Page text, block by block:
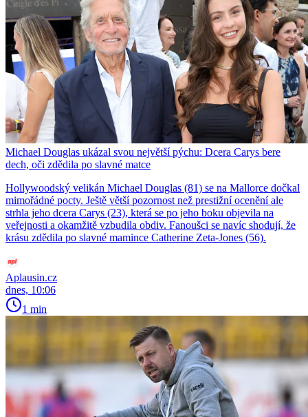
Michael Douglas ukázal svou největší pýchu: Dcera Carys bere
dech, oči zdědila po slavné matce
Hollywoodský velikán Michael Douglas (81) se na Mallorce dočkal
mimořádné pocty. Ještě větší pozornost než prestižní ocenění ale
strhla jeho dcera Carys (23), která se po jeho boku objevila na
veřejnosti a okamžitě vzbudila obdiv. Fanoušci se navíc shodují, že
krásu zdědila po slavné mamince Catherine Zeta-Jones (56).
Aplausin.cz
dnes, 10:06
1 min